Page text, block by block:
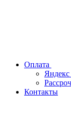
Оплата
Контакты